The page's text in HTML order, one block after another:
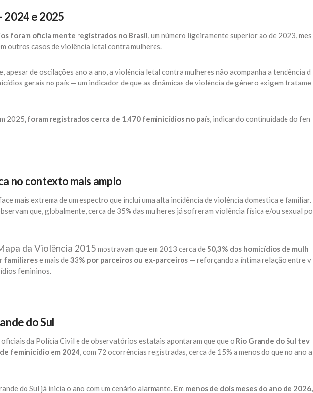
e 2025
foram oficialmente registrados no Brasil, um número ligeiramente superior ao de 2023, mes
outros casos de violência letal contra mulheres.
apesar de oscilações ano a ano, a violência letal contra mulheres não acompanha a tendência d
gerais no país — um indicador de que as dinâmicas de violência de gênero exigem tratame
2025, foram registrados cerca de 1.470 feminicídios no país, indicando continuidade do fen
no contexto mais amplo
mais extrema de um espectro que inclui uma alta incidência de violência doméstica e familiar.
que, globalmente, cerca de 35% das mulheres já sofreram violência física e/ou sexual po
da Violência 2015 mostravam que em 2013 cerca de 50,3% dos homicídios de mulh
familiarese mais de33% por parceiros ou ex-parceiros— reforçando a íntima relação entre v
femininos.
do Sul
da Polícia Civil e de observatórios estatais apontaram que que o Rio Grande do Sul tev
feminicídio em 2024, com 72 ocorrências registradas, cerca de 15% a menos do que no ano a
do Sul já inicia o ano com um cenário alarmante. Em menos de dois meses do ano de 2026,